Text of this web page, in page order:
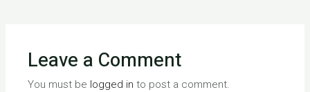
Leave a Comment
You must be logged in to post a comment.